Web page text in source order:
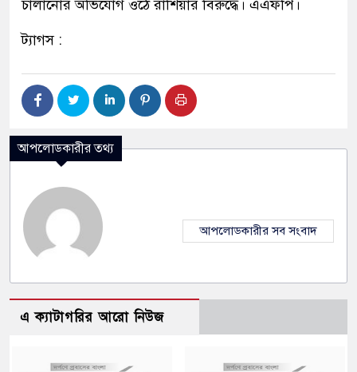
চালানোর অভিযোগ ওঠে রাশিয়ার বিরুদ্ধে। এএফপি।
ট্যাগস :
আপলোডকারীর তথ্য
আপলোডকারীর সব সংবাদ
এ ক্যাটাগরির আরো নিউজ